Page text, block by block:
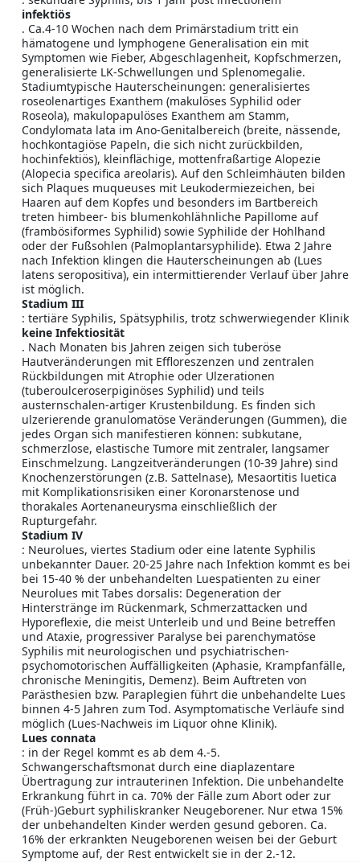
infektiös
. Ca.4-10 Wochen nach dem Primärstadium tritt ein
hämatogene und lymphogene Generalisation ein mit
Symptomen wie Fieber, Abgeschlagenheit, Kopfschmerzen,
generalisierte LK-Schwellungen und Splenomegalie.
Stadiumtypische Hauterscheinungen: generalisiertes
roseolenartiges Exanthem (makulöses Syphilid oder
Roseola), makulopapulöses Exanthem am Stamm,
Condylomata lata im Ano-Genitalbereich (breite, nässende,
hochkontagiöse Papeln, die sich nicht zurückbilden,
hochinfektiös), kleinflächige, mottenfraßartige Alopezie
(Alopecia specifica areolaris). Auf den Schleimhäuten bilden
sich Plaques muqueuses mit Leukodermiezeichen, bei
Haaren auf dem Kopfes und besonders im Bartbereich
treten himbeer- bis blumenkohlähnliche Papillome auf
(frambösiformes Syphilid) sowie Syphilide der Hohlhand
oder der Fußsohlen (Palmoplantarsyphilide). Etwa 2 Jahre
nach Infektion klingen die Hauterscheinungen ab (Lues
latens seropositiva), ein intermittierender Verlauf über Jahre
ist möglich.
Stadium III
: tertiäre Syphilis, Spätsyphilis, trotz schwerwiegender Klinik
keine Infektiosität
. Nach Monaten bis Jahren zeigen sich tuberöse
Hautveränderungen mit Effloreszenzen und zentralen
Rückbildungen mit Atrophie oder Ulzerationen
(tuberoulceroserpiginöses Syphilid) und teils
austernschalen-artiger Krustenbildung. Es finden sich
ulzerierende granulomatöse Veränderungen (Gummen), die
jedes Organ sich manifestieren können: subkutane,
schmerzlose, elastische Tumore mit zentraler, langsamer
Einschmelzung. Langzeitveränderungen (10-39 Jahre) sind
Knochenzerstörungen (z.B. Sattelnase), Mesaortitis luetica
mit Komplikationsrisiken einer Koronarstenose und
thorakales Aortenaneurysma einschließlich der
Rupturgefahr.
Stadium IV
: Neurolues, viertes Stadium oder eine latente Syphilis
unbekannter Dauer. 20-25 Jahre nach Infektion kommt es bei
bei 15-40 % der unbehandelten Luespatienten zu einer
Neurolues mit Tabes dorsalis: Degeneration der
Hinterstränge im Rückenmark, Schmerzattacken und
Hyporeflexie, die meist Unterleib und und Beine betreffen
und Ataxie, progressiver Paralyse bei parenchymatöse
Syphilis mit neurologischen und psychiatrischen-
psychomotorischen Auffälligkeiten (Aphasie, Krampfanfälle,
chronische Meningitis, Demenz). Beim Auftreten von
Parästhesien bzw. Paraplegien führt die unbehandelte Lues
binnen 4-5 Jahren zum Tod. Asymptomatische Verläufe sind
möglich (Lues-Nachweis im Liquor ohne Klinik).
Lues connata
: in der Regel kommt es ab dem 4.-5.
Schwangerschaftsmonat durch eine diaplazentare
Übertragung zur intrauterinen Infektion. Die unbehandelte
Erkrankung führt in ca. 70% der Fälle zum Abort oder zur
(Früh-)Geburt syphiliskranker Neugeborener. Nur etwa 15%
der unbehandelten Kinder werden gesund geboren. Ca.
16% der erkrankten Neugeborenen weisen bei der Geburt
Symptome auf, der Rest entwickelt sie in der 2.-12.